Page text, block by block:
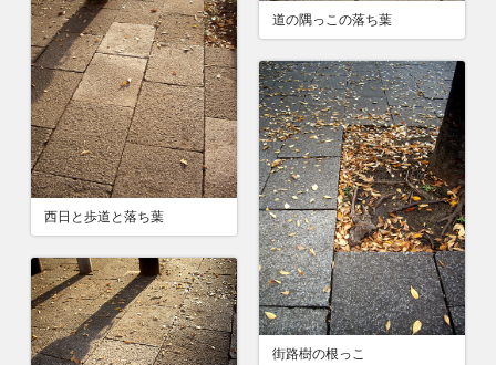
道の隅っこの落ち葉
西日と歩道と落ち葉
街路樹の根っこ